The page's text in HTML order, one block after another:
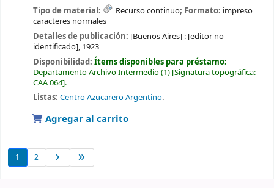
Tipo de material: Recurso continuo; Formato: impreso
caracteres normales
Detalles de publicación: [Buenos Aires] : [editor no
identificado], 1923
Disponibilidad: Ítems disponibles para préstamo:
Departamento Archivo Intermedio(1) Signatura topográfica:
CAA 064 .
Listas: Centro Azucarero Argentino.
Agregar al carrito
1 2